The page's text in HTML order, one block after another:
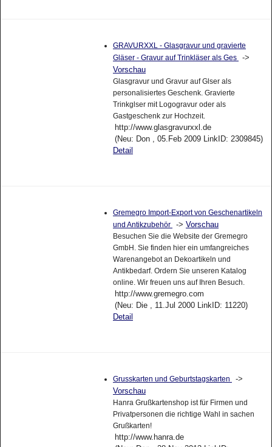
GRAVURXXL - Glasgravur und gravierte
Gläser - Gravur auf Trinkläser als Ges
->
Vorschau
Glasgravur und Gravur auf Glser als
personalisiertes Geschenk. Gravierte
Trinkglser mit Logogravur oder als
Gastgeschenk zur Hochzeit.
http://www.glasgravurxxl.de
(Neu: Don , 05.Feb 2009 LinkID: 2309845)
Detail
Gremegro Import-Export von Geschenartikeln
und Antikzubehör
-> Vorschau
Besuchen Sie die Website der Gremegro
GmbH. Sie finden hier ein umfangreiches
Warenangebot an Dekoartikeln und
Antikbedarf. Ordern Sie unseren Katalog
online. Wir freuen uns auf Ihren Besuch.
http://www.gremegro.com
(Neu: Die , 11.Jul 2000 LinkID: 11220)
Detail
Grusskarten und Geburtstagskarten
->
Vorschau
Hanra Grußkartenshop ist für Firmen und
Privatpersonen die richtige Wahl in sachen
Grußkarten!
http://www.hanra.de